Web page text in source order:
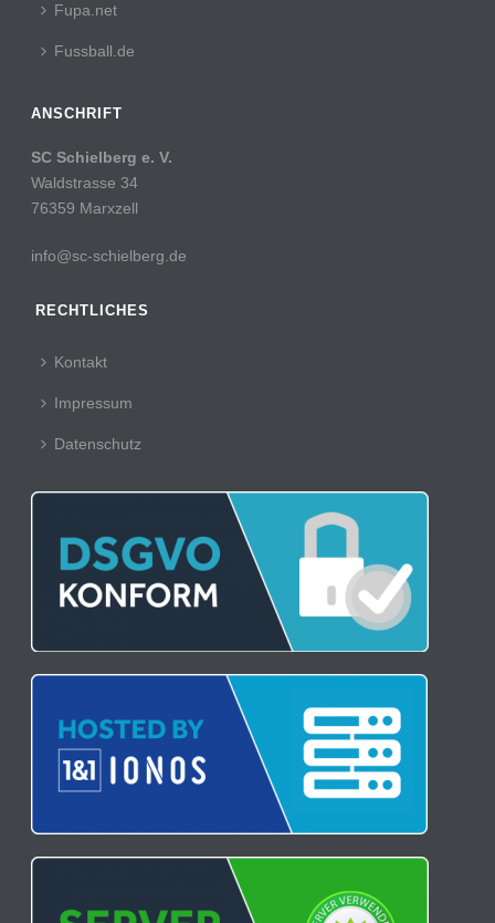
Fupa.net
Fussball.de
ANSCHRIFT
SC Schielberg e. V.
Waldstrasse 34
76359 Marxzell
info@sc-schielberg.de
RECHTLICHES
Kontakt
Impressum
Datenschutz